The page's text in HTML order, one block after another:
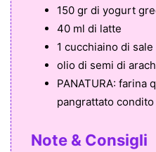
150 gr di yogurt
40 ml di latte
1 cucchiaino di sale
olio di semi di
PANATURA: farina
pangrattato
Note & Consigli